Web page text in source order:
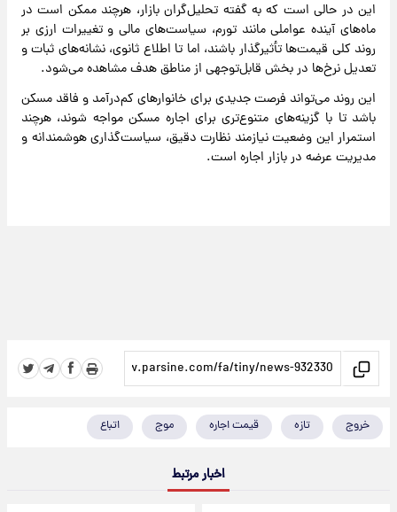
این در حالی است که به گفته تحلیل‌گران بازار، هرچند ممکن است در
ماه‌های آینده عواملی مانند تورم، سیاست‌های مالی و تغییرات ارزی بر
روند کلی قیمت‌ها تأثیرگذار باشند، اما تا اطلاع ثانوی، نشانه‌های ثبات و
تعدیل نرخ‌ها در بخش قابل‌توجهی از مناطق هدف مشاهده می‌شود.
این روند می‌تواند فرصت جدیدی برای خانوارهای کم‌درآمد و فاقد مسکن
باشد تا با گزینه‌های متنوع‌تری برای اجاره مسکن مواجه شوند، هرچند
استمرار این وضعیت نیازمند نظارت دقیق، سیاست‌گذاری هوشمندانه و
مدیریت عرضه در بازار اجاره است.
خروج تازه قیمت اجاره موج اتباع
اخبار مرتبط